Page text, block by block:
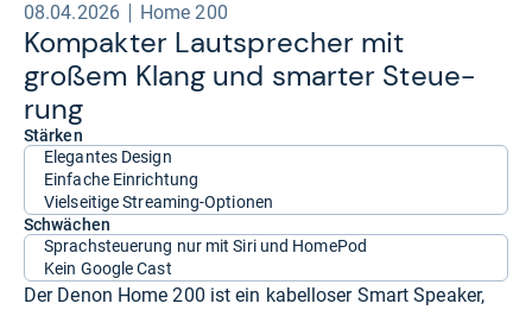
08.04.2026 Home 200
Kom­pak­ter Laut­spre­cher mit
großem Klang und smar­ter Steue­
rung
Stärken
Elegantes Design
Einfache Einrichtung
Vielseitige Streaming-Optionen
Schwächen
Sprachsteuerung nur mit Siri und HomePod
Kein Google Cast
Der Denon Home 200 ist ein kabelloser Smart Speaker,